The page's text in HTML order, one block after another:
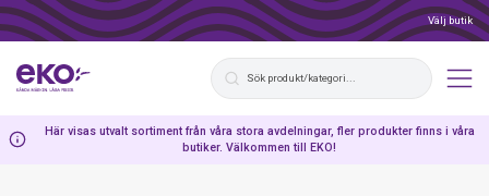
Välj butik
Här visas utvalt sortiment från våra stora avdelningar, fler produkter finns i våra
butiker. Välkommen till EKO!